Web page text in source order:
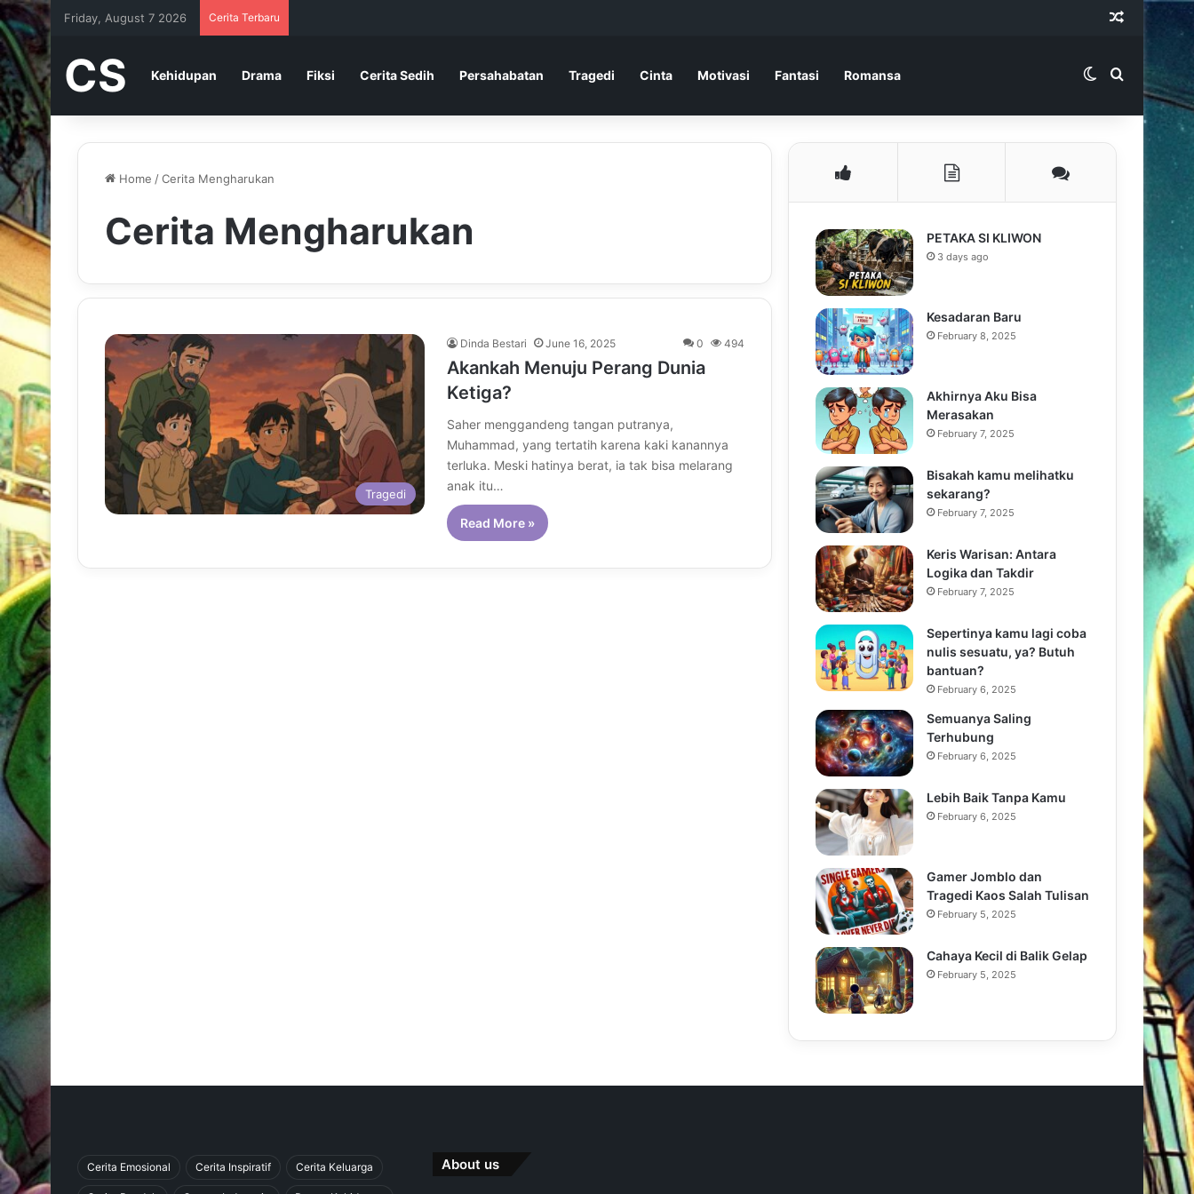
Friday, August 7 2026 Cerita Terbaru Random
CS Kehidupan Drama Fiksi Cerita Sedih Persahabatan Tragedi Cinta Motivasi Fantasi Romansa Switch skin
Search for
Home /Cerita Mengharukan
Cerita Mengharukan
Tragedi
Dinda Bestari June 16, 2025 0 494
Akankah Menuju Perang Dunia
Ketiga?
Saher menggandeng tangan putranya,
Muhammad, yang tertatih karena kaki kanannya
terluka. Meski hatinya berat, ia tak bisa melarang
anak itu…
Read More »
PETAKA SI KLIWON
3 days ago
Kesadaran Baru
February 8, 2025
Akhirnya Aku Bisa
Merasakan
February 7, 2025
Bisakah kamu melihatku
sekarang?
February 7, 2025
Keris Warisan: Antara
Logika dan Takdir
February 7, 2025
Sepertinya kamu lagi coba
nulis sesuatu, ya? Butuh
bantuan?
February 6, 2025
Semuanya Saling
Terhubung
February 6, 2025
Lebih Baik Tanpa Kamu
February 6, 2025
Gamer Jomblo dan
Tragedi Kaos Salah Tulisan
February 5, 2025
Cahaya Kecil di Balik Gelap
February 5, 2025
Cerita Emosional Cerita Inspiratif Cerita Keluarga About us